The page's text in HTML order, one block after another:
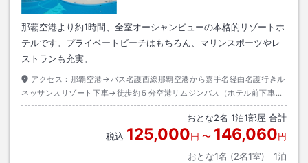
那覇空港より約1時間、全室オーシャンビューの本格的リゾートホ
テルです。プライベートビーチはもちろん、マリンスポーツやレ
ストランも充実。
アクセス： 那覇空港→バス名護西線那覇空港から嘉手名経由名護行きル
ネッサンスリゾート下車→徒歩約５分空港リムジンバス（ホテル前下車）
／沖縄エアポートシャトル
おとな2名 1泊1部屋 合計
税込 125,000円 〜 146,060円
おとな1名 (2名1室)｜ 1泊